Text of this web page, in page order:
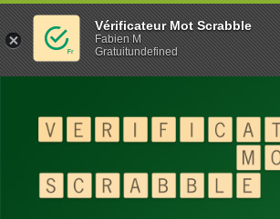
Vérificateur Mot Scrabble
Fabien M
Gratuitundefined